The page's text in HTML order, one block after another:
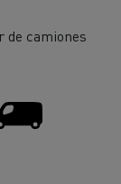
de camiones